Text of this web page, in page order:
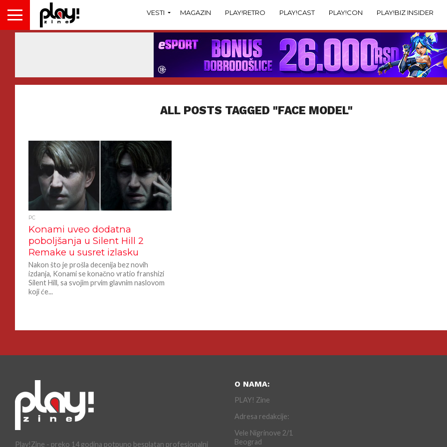
VESTI MAGAZIN PLAY!RETRO PLAY!CAST PLAY!CON PLAY!BIZ INSIDER
ALL POSTS TAGGED "FACE MODEL"
PC
Konami uveo dodatna
poboljšanja u Silent Hill 2
Remake u susret izlasku
Nakon što je prošla decenija bez novih
izdanja, Konami se konačno vratio franshizi
Silent Hill, sa svojim prvim glavnim naslovom
koji će...
Play!Zine - preko 14 godina potpuno besplatan profesionalni
O NAMA:
PLAY! Zine
Adresa redakcije:
Vele Nigrinove 2/1
Beograd